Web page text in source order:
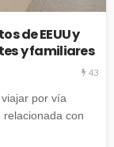
de EEUU y
y familiares
43
por vía
con